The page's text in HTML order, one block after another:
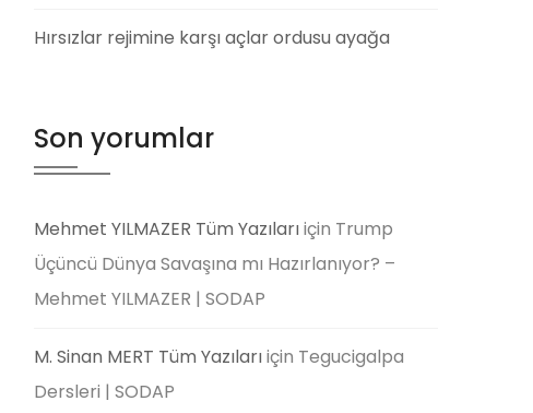
Hırsızlar rejimine karşı açlar ordusu ayağa
Son yorumlar
Mehmet YILMAZER Tüm Yazılarıiçin Trump
Üçüncü Dünya Savaşına mı Hazırlanıyor? –
Mehmet YILMAZER | SODAP
M. Sinan MERT Tüm Yazılarıiçin Tegucigalpa
Dersleri | SODAP